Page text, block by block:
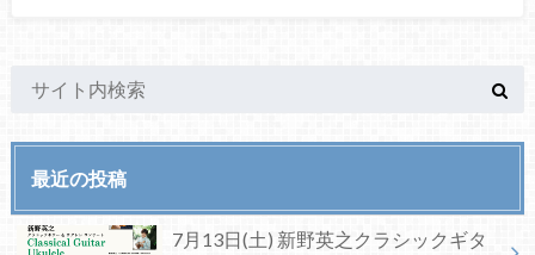
最近の投稿
7月13日(土) 新野英之クラシックギタ